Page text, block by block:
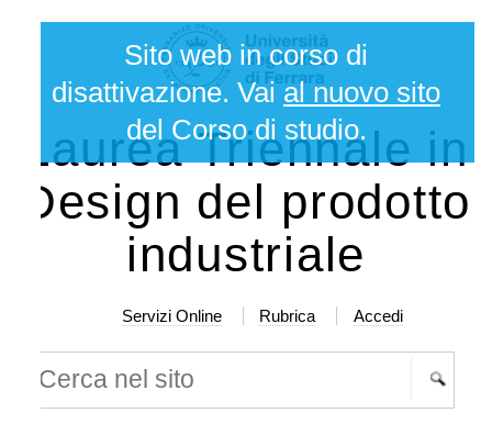
Sito web in corso di
disattivazione. Vaial nuovo sito
del Corso di studio.
Triennale in
del prodotto
industriale
Servizi Online Rubrica Accedi